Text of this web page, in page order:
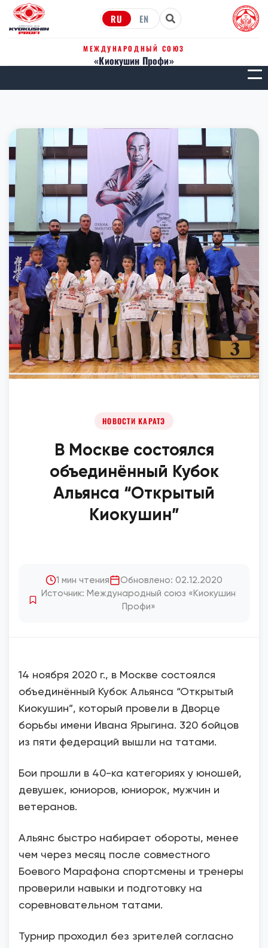
RU EN
МЕЖДУНАРОДНЫЙ СОЮЗ
«Киокушин Профи»
НОВОСТИ КАРАТЭ
В Москве состоялся
объединённый Кубок
Альянса “Открытый
Киокушин”
1 мин чтения
Обновлено: 02.12.2020
Источник: Международный союз «Киокушин
Профи»
14 ноября 2020 г., в Москве состоялся
объединённый Кубок Альянса “Открытый
Киокушин”, который провели в Дворце
борьбы имени Ивана Ярыгина. 320 бойцов
из пяти федераций вышли на татами.
Бои прошли в 40-ка категориях у юношей,
девушек, юниоров, юниорок, мужчин и
ветеранов.
Альянс быстро набирает обороты, менее
чем через месяц после совместного
Боевого Марафона спортсмены и тренеры
проверили навыки и подготовку на
соревновательном татами.
Турнир проходил без зрителей согласно